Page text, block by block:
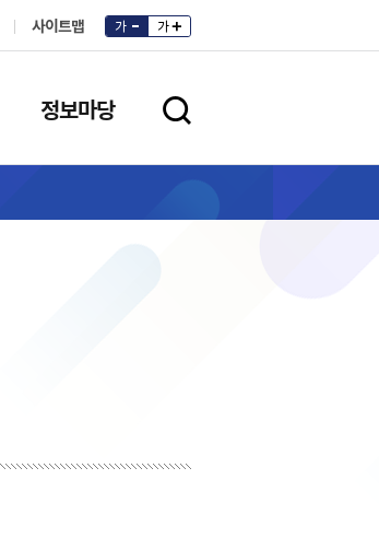
사이트맵 가 가
정보마당 검색영역 열기